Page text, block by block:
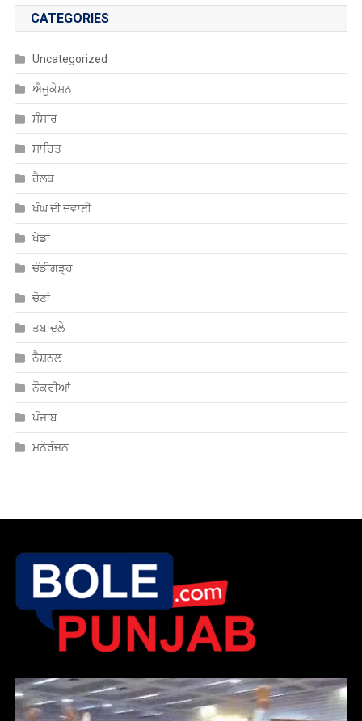
ਸਾਹਿਤ
ਹੈਲਥ
ਖੰਘ ਦੀ ਦਵਾਈ
ਖੇਡਾਂ
ਚੰਡੀਗੜ੍ਹ
ਚੋਣਾਂ
ਤਬਾਦਲੇ
ਨੈਸ਼ਨਲ
ਨੌਕਰੀਆਂ
ਪੰਜਾਬ
ਮਨੋਰੰਜਨ